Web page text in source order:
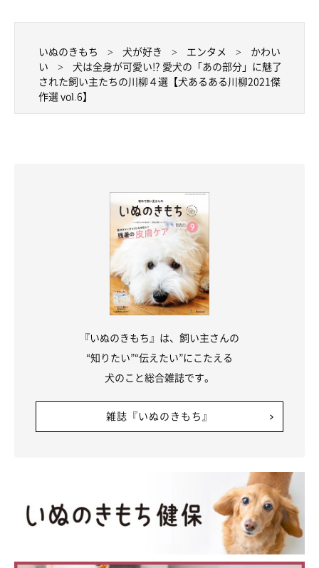
いぬのきもち 犬が好き エンタメ
かわい
い
犬は全身が可愛い!? 愛犬の「あの部分」に魅了
された飼い主たちの川柳４選【犬あるある川柳2021傑
作選 vol.6】
『いぬのきもち』は、飼い主さんの
“知りたい”“伝えたい”にこたえる
犬のこと総合雑誌です。
雑誌『いぬのきもち』